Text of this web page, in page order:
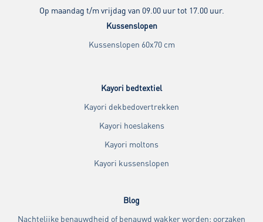
Op maandag t/m vrijdag van 09.00 uur tot 17.00 uur.
Kussenslopen
Kussenslopen 60x70 cm
Kayori bedtextiel
Kayori dekbedovertrekken
Kayori hoeslakens
Kayori moltons
Kayori kussenslopen
Blog
Nachtelijke benauwdheid of benauwd wakker worden: oorzaken